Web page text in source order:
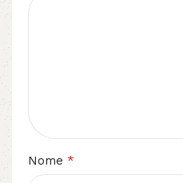
Nome *